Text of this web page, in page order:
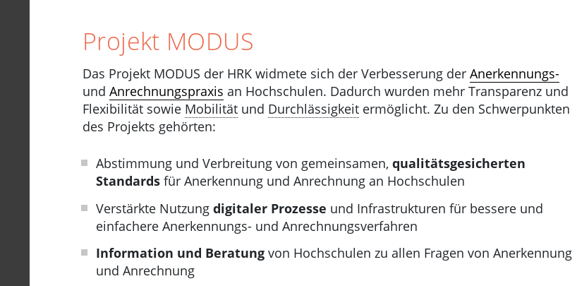
Projekt MODUS
Das Projekt MODUS der HRK widmete sich der Verbesserung der Anerkennungs-
und Anrechnungspraxis an Hochschulen. Dadurch wurden mehr Transparenz und
Flexibilität sowie Mobilität und Durchlässigkeit ermöglicht. Zu den Schwerpunkten
des Projekts gehörten:
Abstimmung und Verbreitung von gemeinsamen, qualitätsgesicherten
Standardsfür Anerkennung und Anrechnung an Hochschulen
Verstärkte Nutzung digitaler Prozesse und Infrastrukturen für bessere und
einfachere Anerkennungs- und Anrechnungsverfahren
Information und Beratungvon Hochschulen zu allen Fragen von Anerkennung
und Anrechnung